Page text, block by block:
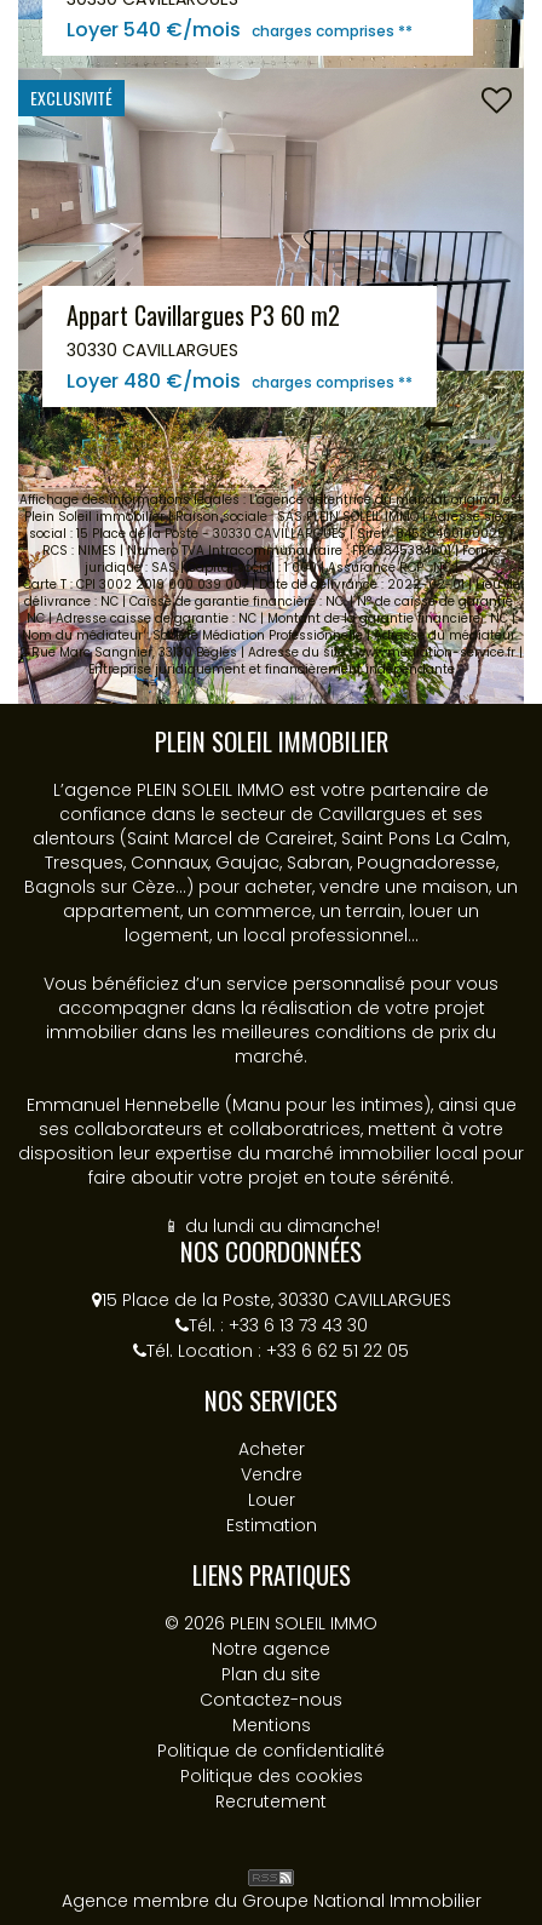
Loyer 540 €/mois charges comprises **
EXCLUSIVITÉ
Appart Cavillargues P3 60 m2
30330 CAVILLARGUES
Loyer 480 €/mois charges comprises **
Affichage des informations légales : L'agence détentrice du mandat original est
Plein Soleil immobilier | Raison sociale : SAS PLEIN SOLEIL IMMO | Adresse siège
social : 15 Place de la Poste - 30330 CAVILLARGUES | Siret : 84538460100025 |
RCS : NIMES | Numero TVA Intracommunautaire : FR60845384601 | Forme
juridique : SAS | Capital social : 1 000 | Assurance RCP : NC |
Carte T : CPI 3002 2019 000 039 007 | Date de délivrance : 2022-02-01 | Lieu de
délivrance : NC | Caisse de garantie financière : NC. | N° de caisse de garantie :
NC | Adresse caisse de garantie : NC | Montant de la garantie financière : NC |
Nom du médiateur : Société Médiation Professionnelle | Adresse du médiateur :
2 Rue Marc Sangnier, 33130 Bègles | Adresse du site :www.mediation-service.fr|
Entreprise juridiquement et financièrement indépendante
PLEIN SOLEIL IMMOBILIER
L’agence PLEIN SOLEIL IMMO est votre partenaire de
confiance dans le secteur de Cavillargues et ses
alentours (Saint Marcel de Careiret, Saint Pons La Calm,
Tresques, Connaux, Gaujac, Sabran, Pougnadoresse,
Bagnols sur Cèze...) pour acheter, vendre une maison, un
appartement, un commerce, un terrain, louer un
logement, un local professionnel...
Vous bénéficiez d’un service personnalisé pour vous
accompagner dans la réalisation de votre projet
immobilier dans les meilleures conditions de prix du
marché.
Emmanuel Hennebelle (Manu pour les intimes), ainsi que
ses collaborateurs et collaboratrices, mettent à votre
disposition leur expertise du marché immobilier local pour
faire aboutir votre projet en toute sérénité.
📱 du lundi au dimanche!
NOS COORDONNÉES
15 Place de la Poste, 30330 CAVILLARGUES
Tél. : +33 6 13 73 43 30
Tél. Location : +33 6 62 51 22 05
NOS SERVICES
Acheter
Vendre
Louer
Estimation
LIENS PRATIQUES
© 2026 PLEIN SOLEIL IMMO
Notre agence
Plan du site
Contactez-nous
Mentions
Politique de confidentialité
Politique des cookies
Recrutement
Agence membre du Groupe National Immobilier